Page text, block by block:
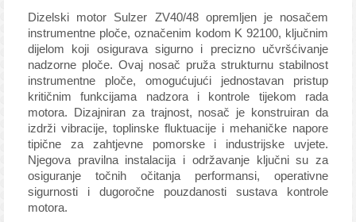
Dizelski motor Sulzer ZV40/48 opremljen je nosačem
instrumentne ploče, označenim kodom K 92100, ključnim
dijelom koji osigurava sigurno i precizno učvršćivanje
nadzorne ploče. Ovaj nosač pruža strukturnu stabilnost
instrumentne ploče, omogućujući jednostavan pristup
kritičnim funkcijama nadzora i kontrole tijekom rada
motora. Dizajniran za trajnost, nosač je konstruiran da
izdrži vibracije, toplinske fluktuacije i mehaničke napore
tipične za zahtjevne pomorske i industrijske uvjete.
Njegova pravilna instalacija i održavanje ključni su za
osiguranje točnih očitanja performansi, operativne
sigurnosti i dugoročne pouzdanosti sustava kontrole
motora.